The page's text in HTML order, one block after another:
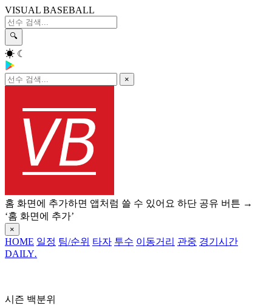
VISUAL BASEBALL
🔍
☀ ☾
×
홈 화면에 추가하면 앱처럼 쓸 수 있어요 하단 공유 버튼 →
‘홈 화면에 추가’
×
HOME 일정 팀/순위 타자 투수 이동거리 관중 경기시간
DAILY.
시즌 백분위